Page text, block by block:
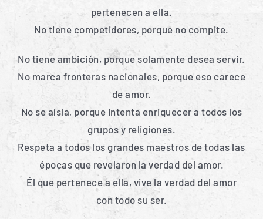
pertenecen a ella.
No tiene competidores, porque no compite.
No tiene ambición, porque solamente desea servir.
No marca fronteras nacionales, porque eso carece
de amor.
No se aísla, porque intenta enriquecer a todos los
grupos y religiones.
Respeta a todos los grandes maestros de todas las
épocas que revelaron la verdad del amor.
Él que pertenece a ella, vive la verdad del amor
con todo su ser.